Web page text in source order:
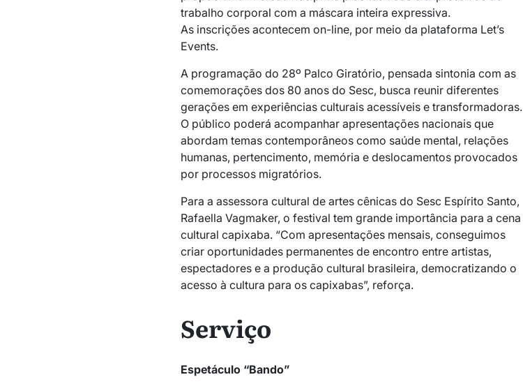
trabalho corporal com a máscara inteira expressiva.
As inscrições acontecem on-line, por meio da plataforma Let’s
Events.
A programação do 28º Palco Giratório, pensada sintonia com as
comemorações dos 80 anos do Sesc, busca reunir diferentes
gerações em experiências culturais acessíveis e transformadoras.
O público poderá acompanhar apresentações nacionais que
abordam temas contemporâneos como saúde mental, relações
humanas, pertencimento, memória e deslocamentos provocados
por processos migratórios.
Para a assessora cultural de artes cênicas do Sesc Espírito Santo,
Rafaella Vagmaker, o festival tem grande importância para a cena
cultural capixaba. “Com apresentações mensais, conseguimos
criar oportunidades permanentes de encontro entre artistas,
espectadores e a produção cultural brasileira, democratizando o
acesso à cultura para os capixabas”, reforça.
Serviço
Espetáculo “Bando”